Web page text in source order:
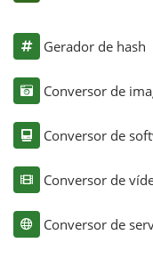
Gerador de hash
Conversor de
Conversor de
Conversor de
Conversor de